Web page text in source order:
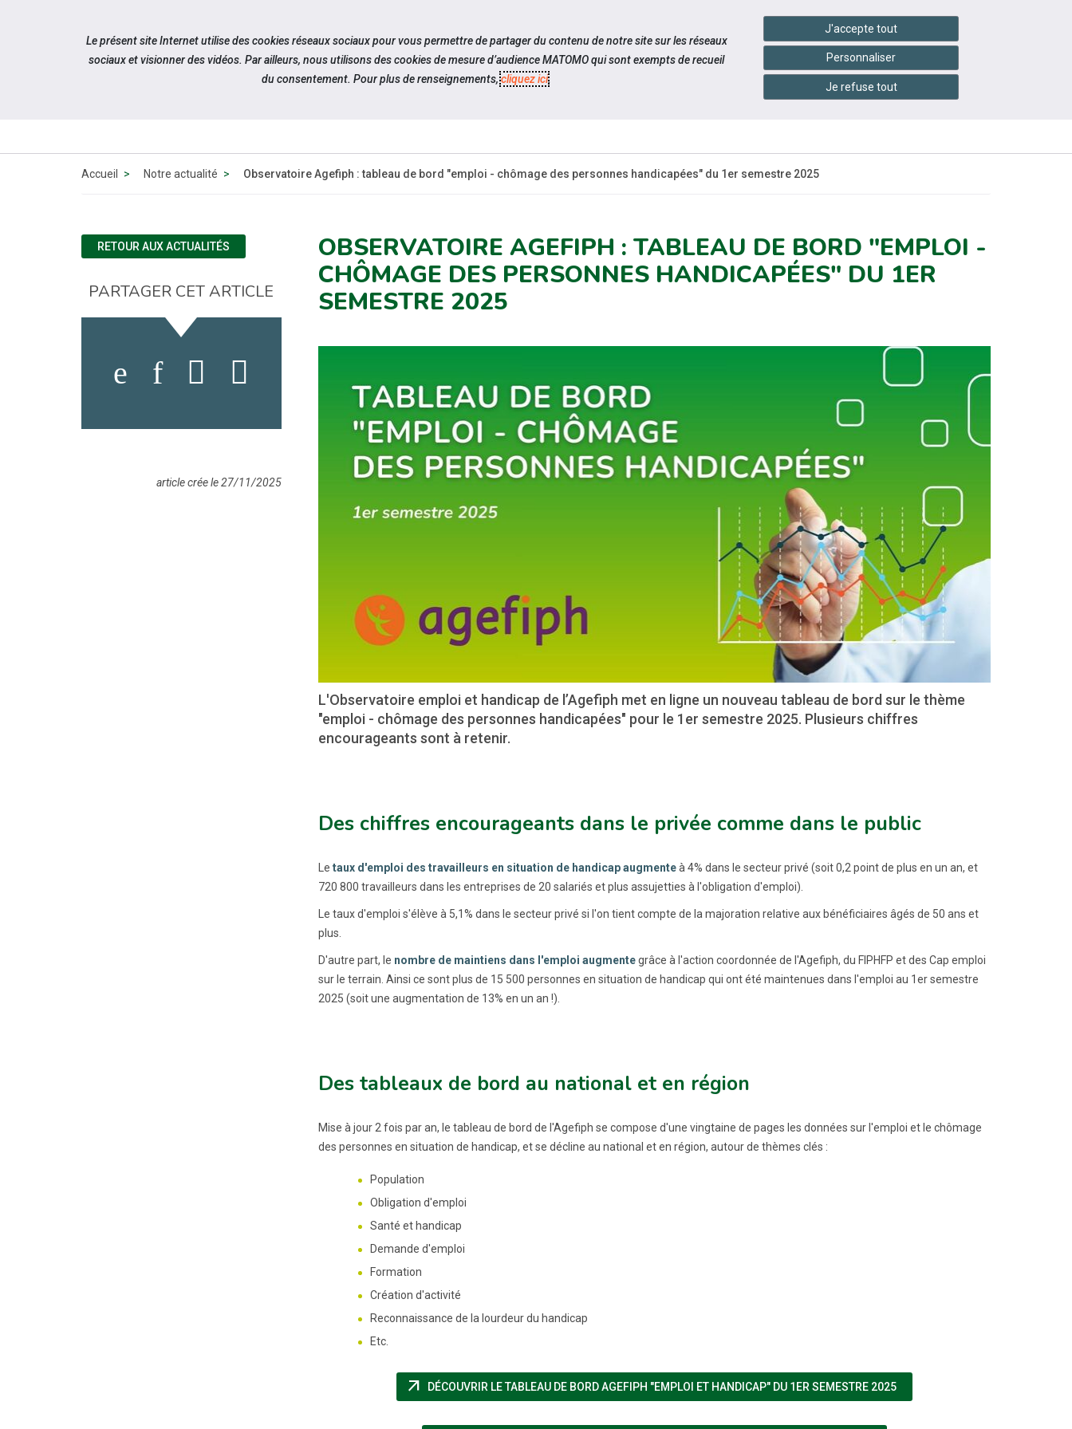
Aller au contenu
Accessibilité handshake Services en ligne
QUI SOMMES-
ESPACE
ÉVÉNEMENTS
PRATIQUES
Accueil Notre actualité Observatoire Agefiph : tableau de bord "emploi - chômage des personnes handicapées" du 1er semestre 2025
OBSERVATOIRE AGEFIPH : TABLEAU DE BORD "EMPLOI -
CHÔMAGE DES PERSONNES HANDICAPÉES" DU 1ER
SEMESTRE 2025
L'Observatoire emploi et handicap de l’Agefiph met en ligne un nouveau tableau de bord sur le thème
"emploi - chômage des personnes handicapées" pour le 1er semestre 2025. Plusieurs chiffres
encourageants sont à retenir.
Des chiffres encourageants dans le privée comme dans le public
Le taux d'emploi des travailleurs en situation de handicap augmenteà 4% dans le secteur privé (soit 0,2 point de plus en un an, et
720 800 travailleurs dans les entreprises de 20 salariés et plus assujetties à l'obligation d'emploi).
Le taux d'emploi s'élève à 5,1% dans le secteur privé si l'on tient compte de la majoration relative aux bénéficiaires âgés de 50 ans et
plus.
D'autre part, le nombre de maintiens dans l'emploi augmentegrâce à l'action coordonnée de l'Agefiph, du FIPHFP et des Cap emploi
sur le terrain. Ainsi ce sont plus de 15 500 personnes en situation de handicap qui ont été maintenues dans l'emploi au 1er semestre
2025 (soit une augmentation de 13% en un an !).
Des tableaux de bord au national et en région
Mise à jour 2 fois par an, le tableau de bord de l'Agefiph se compose d'une vingtaine de pages les données sur l'emploi et le chômage
des personnes en situation de handicap, et se décline au national et en région, autour de thèmes clés :
Population
Obligation d'emploi
Santé et handicap
Demande d'emploi
Formation
Création d'activité
Reconnaissance de la lourdeur du handicap
Etc.
arrow_outward DÉCOUVRIR LE TABLEAU DE BORD AGEFIPH "EMPLOI ET HANDICAP" DU 1ER SEMESTRE 2025(NOUVELLE FENÊTRE)
RETOUR AUX ACTUALITÉS
PARTAGER CET ARTICLE
article crée le 27/11/2025
Le présent site Internet utilise des cookies réseaux sociaux pour vous permettre de partager du contenu de notre site sur les réseaux
sociaux et visionner des vidéos. Par ailleurs, nous utilisons des cookies de mesure d’audience MATOMO qui sont exempts de recueil
du consentement. Pour plus de renseignements,cliquez ici.
J'accepte tout
Personnaliser
Je refuse tout